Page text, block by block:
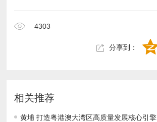
4303
分享到：
相关推荐
黄埔 打造粤港澳大湾区高质量发展核心引擎